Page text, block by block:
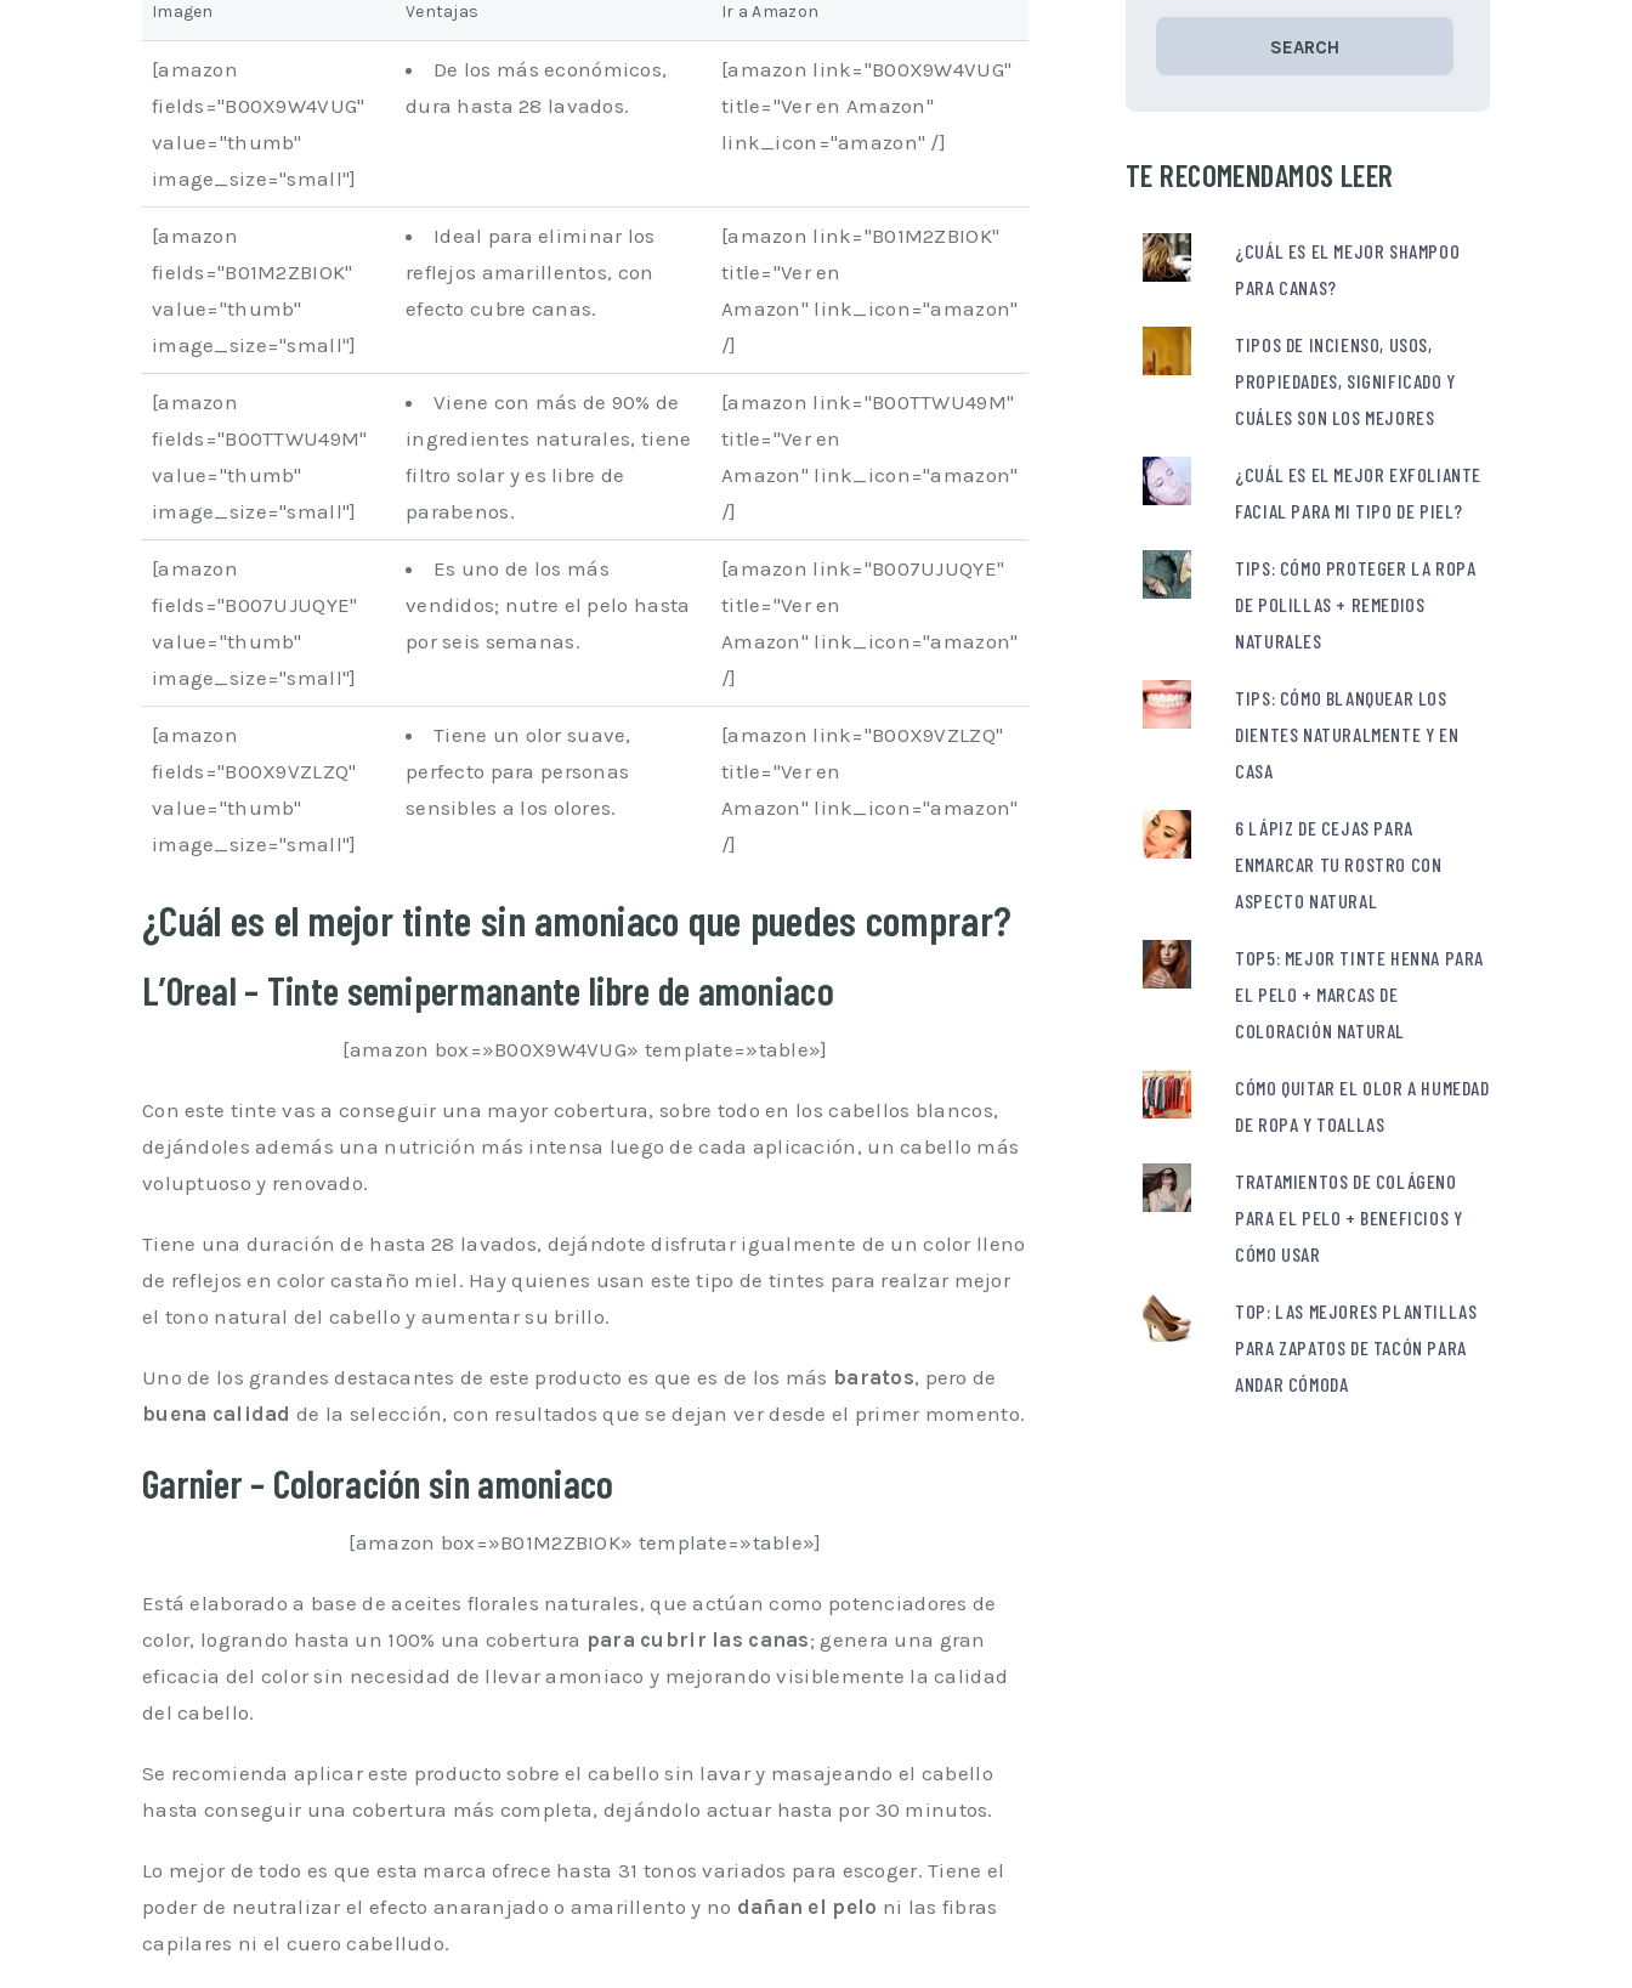
Imagen Ventajas Ir a Amazon
[amazon
fields="B00X9W4VUG"
value="thumb"
image_size="small"]
De los más económicos,
dura hasta 28 lavados.
[amazon link="B00X9W4VUG"
title="Ver en Amazon"
link_icon="amazon" /]
[amazon
fields="B01M2ZBIOK"
value="thumb"
image_size="small"]
Ideal para eliminar los
reflejos amarillentos, con
efecto cubre canas.
[amazon link="B01M2ZBIOK"
title="Ver en
Amazon" link_icon="amazon"
/]
[amazon
fields="B00TTWU49M"
value="thumb"
image_size="small"]
Viene con más de 90% de
ingredientes naturales, tiene
filtro solar y es libre de
parabenos.
[amazon link="B00TTWU49M"
title="Ver en
Amazon" link_icon="amazon"
/]
[amazon
fields="B007UJUQYE"
value="thumb"
image_size="small"]
Es uno de los más
vendidos; nutre el pelo hasta
por seis semanas.
[amazon link="B007UJUQYE"
title="Ver en
Amazon" link_icon="amazon"
/]
[amazon
fields="B00X9VZLZQ"
value="thumb"
image_size="small"]
Tiene un olor suave,
perfecto para personas
sensibles a los olores.
[amazon link="B00X9VZLZQ"
title="Ver en
Amazon" link_icon="amazon"
/]
¿Cuál es el mejor tinte sin amoniaco que puedes comprar?
L’Oreal – Tinte semipermanante libre de amoniaco
[amazon box=»B00X9W4VUG» template=»table»]
Con este tinte vas a conseguir una mayor cobertura, sobre todo en los cabellos blancos,
dejándoles además una nutrición más intensa luego de cada aplicación, un cabello más
voluptuoso y renovado.
Tiene una duración de hasta 28 lavados, dejándote disfrutar igualmente de un color lleno
de reflejos en color castaño miel. Hay quienes usan este tipo de tintes para realzar mejor
el tono natural del cabello y aumentar su brillo.
Uno de los grandes destacantes de este producto es que es de los más baratos, pero de
buena calidad de la selección, con resultados que se dejan ver desde el primer momento.
Garnier – Coloración sin amoniaco
[amazon box=»B01M2ZBIOK» template=»table»]
Está elaborado a base de aceites florales naturales, que actúan como potenciadores de
color, logrando hasta un 100% una cobertura para cubrir las canas; genera una gran
eficacia del color sin necesidad de llevar amoniaco y mejorando visiblemente la calidad
del cabello.
Se recomienda aplicar este producto sobre el cabello sin lavar y masajeando el cabello
hasta conseguir una cobertura más completa, dejándolo actuar hasta por 30 minutos.
Lo mejor de todo es que esta marca ofrece hasta 31 tonos variados para escoger. Tiene el
poder de neutralizar el efecto anaranjado o amarillento y no dañan el pelo ni las fibras
capilares ni el cuero cabelludo.
SEARCH
TE RECOMENDAMOS LEER
¿CUÁL ES EL MEJOR SHAMPOO
PARA CANAS?
TIPOS DE INCIENSO, USOS,
PROPIEDADES, SIGNIFICADO Y
CUÁLES SON LOS MEJORES
¿CUÁL ES EL MEJOR EXFOLIANTE
FACIAL PARA MI TIPO DE PIEL?
TIPS: CÓMO PROTEGER LA ROPA
DE POLILLAS + REMEDIOS
NATURALES
TIPS: CÓMO BLANQUEAR LOS
DIENTES NATURALMENTE Y EN
CASA
6 LÁPIZ DE CEJAS PARA
ENMARCAR TU ROSTRO CON
ASPECTO NATURAL
TOP5: MEJOR TINTE HENNA PARA
EL PELO + MARCAS DE
COLORACIÓN NATURAL
CÓMO QUITAR EL OLOR A HUMEDAD
DE ROPA Y TOALLAS
TRATAMIENTOS DE COLÁGENO
PARA EL PELO + BENEFICIOS Y
CÓMO USAR
TOP: LAS MEJORES PLANTILLAS
PARA ZAPATOS DE TACÓN PARA
ANDAR CÓMODA